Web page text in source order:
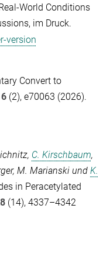
World Conditions
, im Druck.
version
Convert to
6 (2), e70063 (2026).
, C. Kirschbaum,
, M. Marianski und K.
in Peracetylated
(14), 4337–4342